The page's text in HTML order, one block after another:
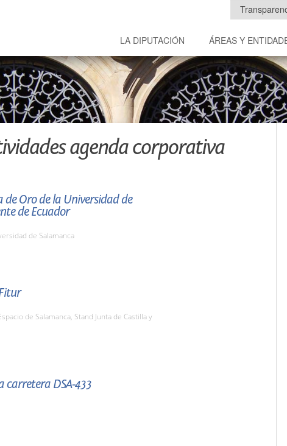
LA DIPUTACIÓN ÁREAS Y
agenda corporativa
Oro de la Universidad de
de Ecuador
de Salamanca
de Salamanca, Stand Junta de Castilla y
carretera DSA-433